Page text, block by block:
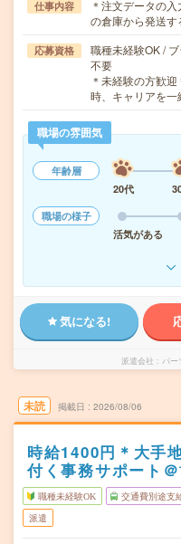
仕事内容
＊注文データの
の倉庫から発送
応募資格
職種未経験OK /
不要
＊未経験の方歓
時、キャリアを
職場の雰囲気
年齢層
20代
職場の様子
活気がある
気になる!
派遣会社 パー
未読 掲載日 2026/08/06
時給1400円＊大手
付く事務サポート
職種未経験OK 交通費別途支
派遣